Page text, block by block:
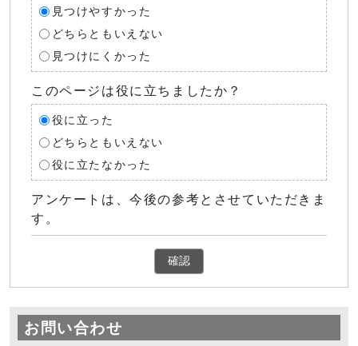
見つけやすかった
どちらともいえない
見つけにくかった
このページは役に立ちましたか？
役に立った
どちらともいえない
役に立たなかった
アンケートは、今後の参考とさせていただきま
す。
確認
お問い合わせ